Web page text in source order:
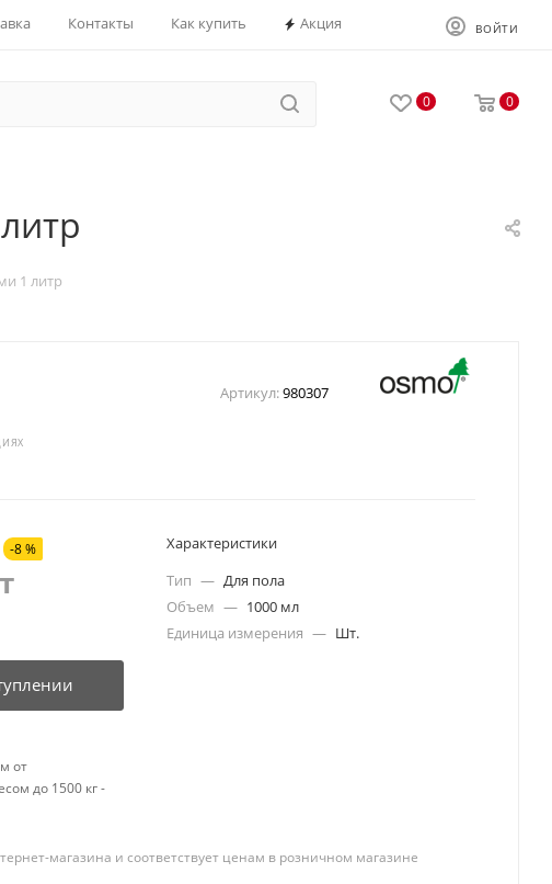
Контакты Как купить Акция ВОЙТИ
0 0
1 литр
Артикул:980307
-8 %
от
до 1500 кг -
Характеристики
Тип — Для пола
Объем — 1000 мл
Единица измерения — Шт.
магазина и соответствует ценам в розничном магазине